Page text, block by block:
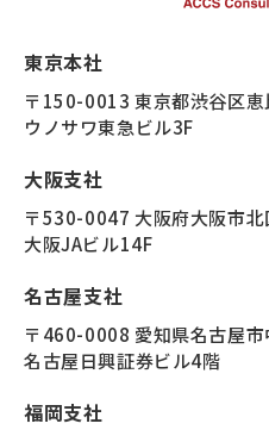
東京本社
〒150-0013 東京都渋谷区
ウノサワ東急ビル3F
大阪支社
〒530-0047 大阪府大阪市
大阪JAビル14F
名古屋支社
〒460-0008 愛知県名古屋
名古屋日興証券ビル4階
福岡支社